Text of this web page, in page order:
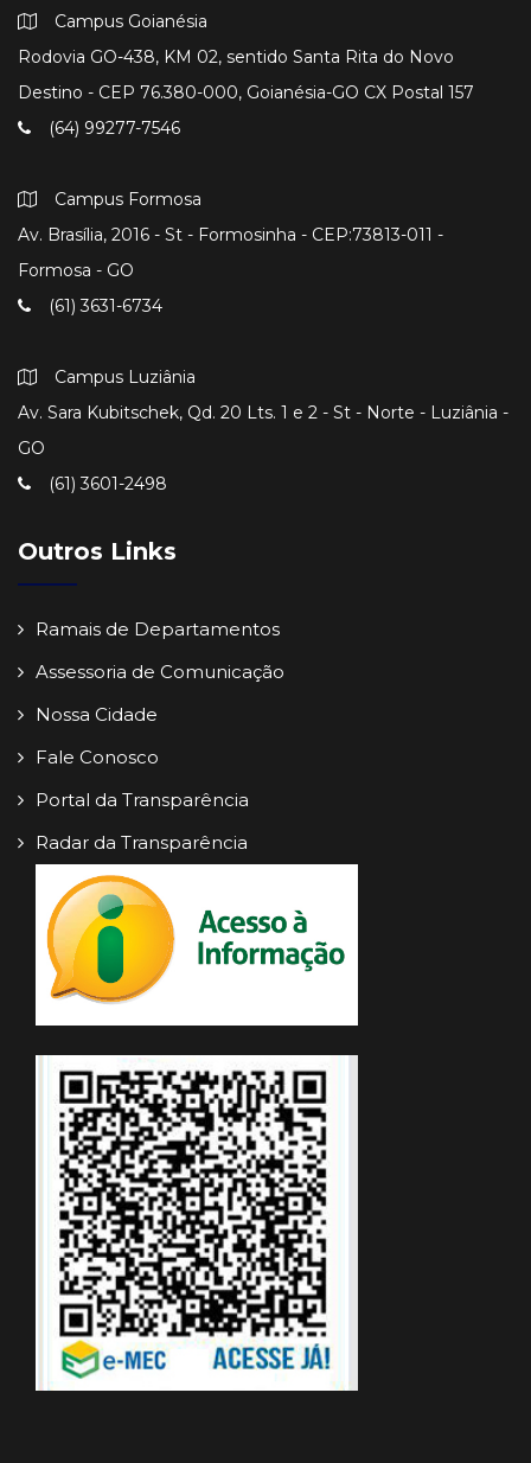
Campus Goianésia
Rodovia GO-438, KM 02, sentido Santa Rita do Novo
Destino - CEP 76.380-000, Goianésia-GO CX Postal 157
(64) 99277-7546
Campus Formosa
Av. Brasília, 2016 - St - Formosinha - CEP:73813-011 -
Formosa - GO
(61) 3631-6734
Campus Luziânia
Av. Sara Kubitschek, Qd. 20 Lts. 1 e 2 - St - Norte - Luziânia -
GO
(61) 3601-2498
Outros Links
Ramais de Departamentos
Assessoria de Comunicação
Nossa Cidade
Fale Conosco
Portal da Transparência
Radar da Transparência